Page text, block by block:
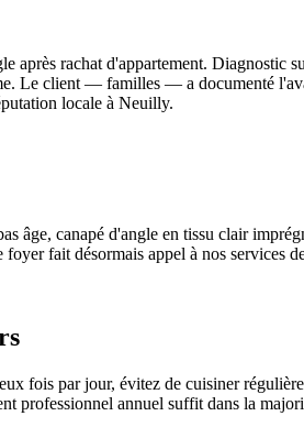
après rachat d'appartement. Diagnostic
Le client — familles — a documenté
locale à Neuilly.
canapé d'angle en tissu clair
fait désormais appel à nos services
fois par jour, évitez de cuisiner
professionnel annuel suffit dans la